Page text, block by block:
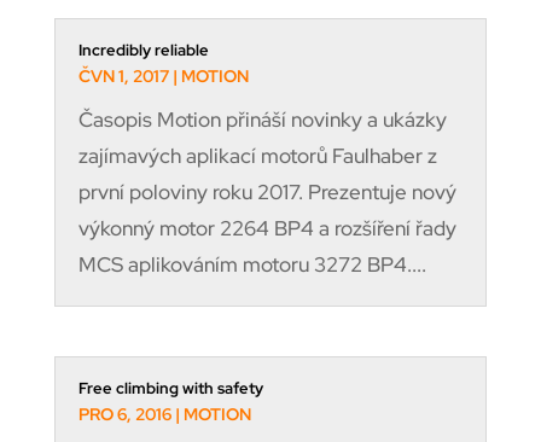
Incredibly reliable
ČVN 1, 2017| MOTION
Časopis Motion přináší novinky a ukázky
zajímavých aplikací motorů Faulhaber z
první poloviny roku 2017. Prezentuje nový
výkonný motor 2264 BP4 a rozšíření řady
MCS aplikováním motoru 3272 BP4....
Free climbing with safety
PRO 6, 2016| MOTION